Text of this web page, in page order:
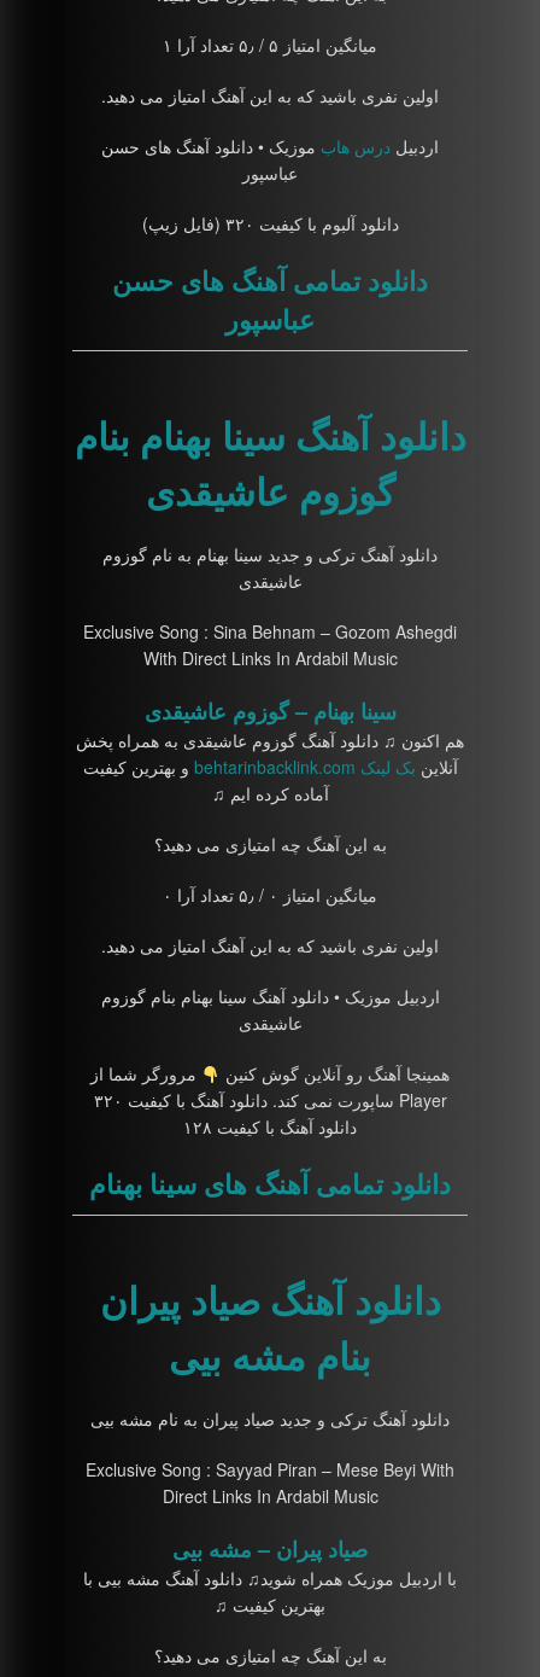
میانگین امتیاز ۵ / ۵٫ تعداد آرا ۱
اولین نفری باشید که به این آهنگ امتیاز می دهید.
اردبیل درس هاب موزیک • دانلود آهنگ های حسن
عباسپور
دانلود آلبوم با کیفیت ۳۲۰ (فایل زیپ)
دانلود تمامی آهنگ های حسن
عباسپور
دانلود آهنگ سینا بهنام بنام
گوزوم عاشیقدی
دانلود آهنگ ترکی و جدید سینا بهنام به نام گوزوم
عاشیقدی
Exclusive Song : Sina Behnam – Gozom Ashegdi
With Direct Links In Ardabil Music
سینا بهنام – گوزوم عاشیقدی
هم اکنون ♫ دانلود آهنگ گوزوم عاشیقدی به همراه پخش
آنلاین بک لینک behtarinbacklink.com
و بهترین کیفیت
آماده کرده ایم ♫
به این آهنگ چه امتیازی می دهید؟
میانگین امتیاز ۰ / ۵٫ تعداد آرا ۰
اولین نفری باشید که به این آهنگ امتیاز می دهید.
اردبیل موزیک • دانلود آهنگ سینا بهنام بنام گوزوم
عاشیقدی
همینجا آهنگ رو آنلاین گوش کنین
مرورگر شما از
Player ساپورت نمی کند. دانلود آهنگ با کیفیت ۳۲۰
دانلود آهنگ با کیفیت ۱۲۸
دانلود تمامی آهنگ های سینا بهنام
دانلود آهنگ صیاد پیران
بنام مشه بیی
دانلود آهنگ ترکی و جدید صیاد پیران به نام مشه بیی
Exclusive Song : Sayyad Piran – Mese Beyi With
Direct Links In Ardabil Music
صیاد پیران – مشه بیی
با اردبیل موزیک همراه شوید♫ دانلود آهنگ مشه بیی با
بهترین کیفیت ♫
به این آهنگ چه امتیازی می دهید؟